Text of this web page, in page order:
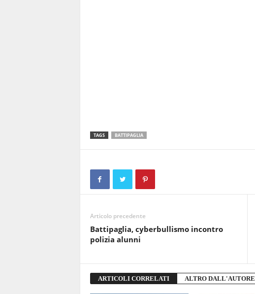
TAGS BATTIPAGLIA
Articolo precedente
Battipaglia, cyberbullismo incontro
polizia alunni
ARTICOLI CORRELATI ALTRO DALL'AUTORE